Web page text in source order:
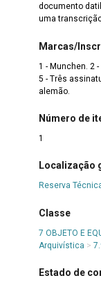
documento
uma
Marcas/
1 - Munchen. 2
5 - Três
alemão.
Número de
1
Localização
Reserva
Classe
7 OBJETO E
Arquivística >
Estado de